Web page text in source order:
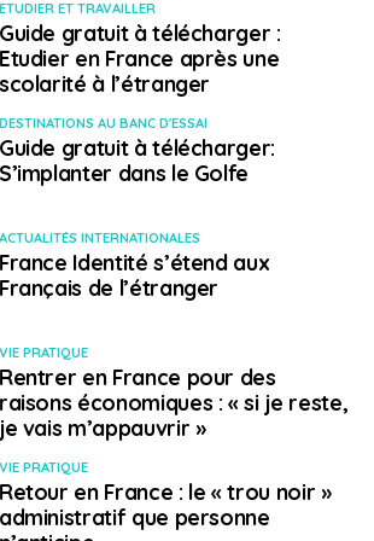
livre à la fête
française s’associe à la Fête
participant à la programmation et
francophone auprès du public
: le mois de la
le festival international de danse
accueille une participation
venue de France s’est
à des danseurs panaméens pour
au Théâtre national de Panama,
des coopérations artistiques.
ETUDIER ET TRAVAILLER
Guide gratuit à télécharger :
Etudier en France après une
scolarité à l’étranger
DESTINATIONS AU BANC D'ESSAI
Guide gratuit à télécharger:
S’implanter dans le Golfe
ACTUALITÉS INTERNATIONALES
France Identité s’étend aux
Français de l’étranger
VIE PRATIQUE
Rentrer en France pour des
raisons économiques : « si je reste,
je vais m’appauvrir »
VIE PRATIQUE
Retour en France : le « trou noir »
administratif que personne